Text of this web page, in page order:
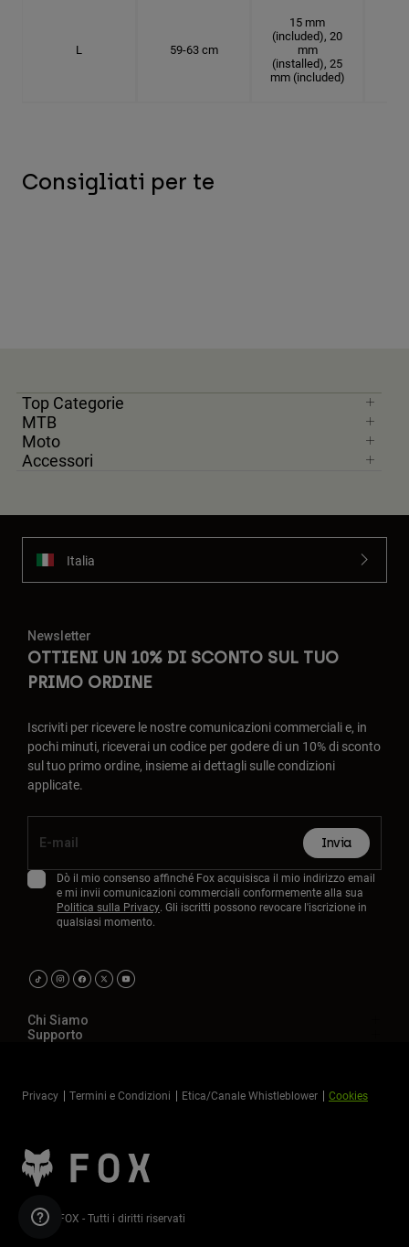
L 59-63 cm
15 mm
(included), 20
mm
(installed), 25
mm (included)
Consigliati per te
Top Categorie
MTB
Moto
Accessori
Italia
Newsletter
OTTIENI UN 10% DI SCONTO SUL TUO
PRIMO ORDINE
Iscriviti per ricevere le nostre comunicazioni commerciali e, in
pochi minuti, riceverai un codice per godere di un 10% di sconto
sul tuo primo ordine, insieme ai dettagli sulle condizioni
applicate.
Invia
Dò il mio consenso affinché Fox acquisisca il mio indirizzo email
e mi invii comunicazioni commerciali conformemente alla sua
Politica sulla Privacy. Gli iscritti possono revocare l'iscrizione in
qualsiasi momento.
Chi Siamo
Supporto
Privacy Termini e Condizioni Etica/Canale Whistleblower Cookies
©2026 FOX - Tutti i diritti riservati